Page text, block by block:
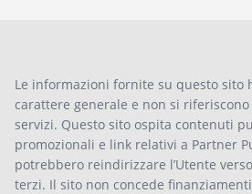
Le informazioni fornite su questo sito
carattere generale e non si
servizi. Questo sito ospita contenuti
promozionali e link relativi a Partner
potrebbero reindirizzare l’Utente
terzi. Il sito non concede